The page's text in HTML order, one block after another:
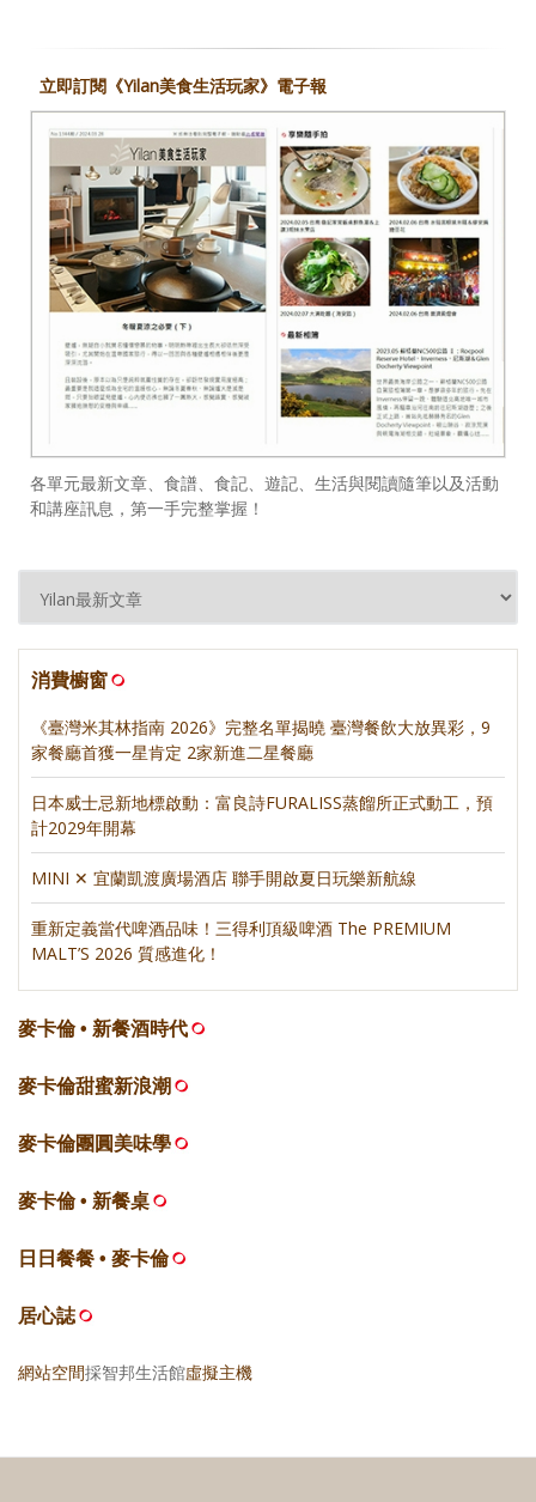
立即訂閱《Yilan美食生活玩家》電子報
各單元最新文章、食譜、食記、遊記、生活與閱讀隨筆以及活動
和講座訊息，第一手完整掌握！
消費櫥窗
《臺灣米其林指南 2026》完整名單揭曉 臺灣餐飲大放異彩，9
家餐廳首獲一星肯定 2家新進二星餐廳
日本威士忌新地標啟動：富良詩FURALISS蒸餾所正式動工，預
計2029年開幕
MINI ✕ 宜蘭凱渡廣場酒店 聯手開啟夏日玩樂新航線
重新定義當代啤酒品味！三得利頂級啤酒 The PREMIUM
MALT’S 2026 質感進化！
麥卡倫 • 新餐酒時代
麥卡倫甜蜜新浪潮
麥卡倫團圓美味學
麥卡倫 • 新餐桌
日日餐餐 • 麥卡倫
居心誌
網站空間採智邦生活館虛擬主機